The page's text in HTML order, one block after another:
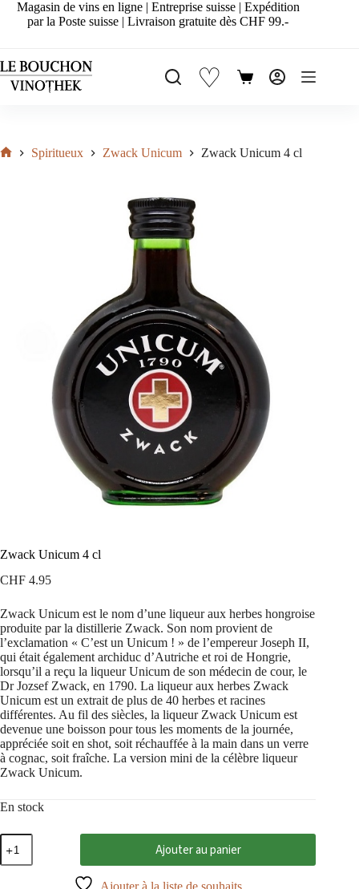
PasserMagasin de vins en ligne | Entreprise suisse | Expédition
par la Poste suisse | Livraison gratuite dès CHF 99.-
♡
Panier
Spiritueux Zwack Unicum Zwack Unicum 4 cl
Zwack Unicum 4 cl
CHF 4.95
Zwack Unicum est le nom d’une liqueur aux herbes hongroise
produite par la distillerie Zwack. Son nom provient de
l’exclamation « C’est un Unicum ! » de l’empereur Joseph II,
qui était également archiduc d’Autriche et roi de Hongrie,
lorsqu’il a reçu la liqueur Unicum de son médecin de cour, le
Dr Jozsef Zwack, en 1790. La liqueur aux herbes Zwack
Unicum est un extrait de plus de 40 herbes et racines
différentes. Au fil des siècles, la liqueur Zwack Unicum est
devenue une boisson pour tous les moments de la journée,
appréciée soit en shot, soit réchauffée à la main dans un verre
à cognac, soit fraîche. La version mini de la célèbre liqueur
Zwack Unicum.
En stock
quantité
de
Zwack
Ajouter au panier